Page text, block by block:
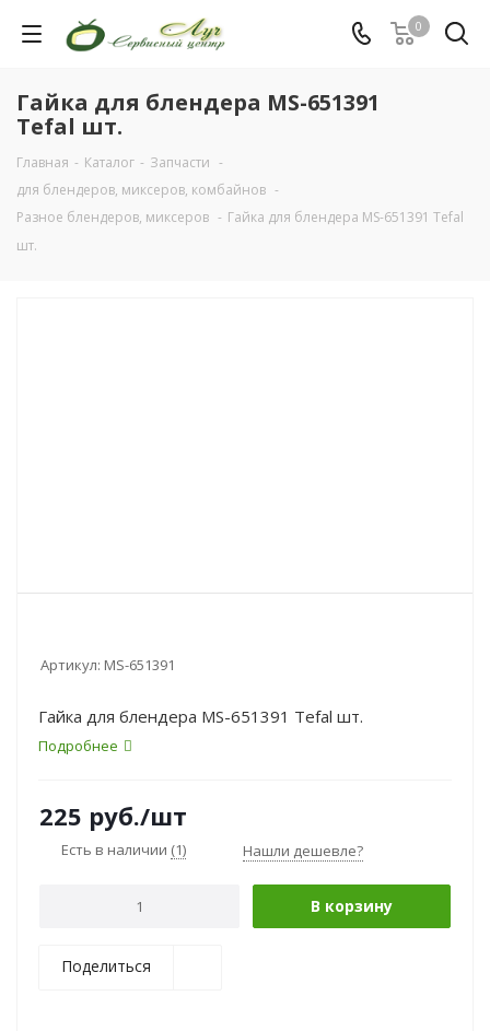
0
Гайка для блендера MS-651391
Tefal шт.
Главная - Каталог - Запчасти -
для блендеров, миксеров, комбайнов -
Разное блендеров, миксеров - Гайка для блендера MS-651391 Tefal
шт.
Артикул: MS-651391
Гайка для блендера MS-651391 Tefal шт.
Подробнее
225 руб./шт
Есть в наличии (1) Нашли дешевле?
В корзину
Поделиться